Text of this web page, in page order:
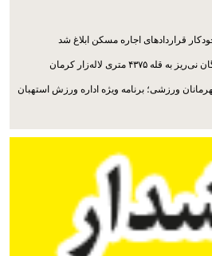
قراردادهای اجاره مسکن ابلاغ شد
متری لاله‌زار کرمان
ورزشی؛ برنامه ویژه اداره ورزش استهبان